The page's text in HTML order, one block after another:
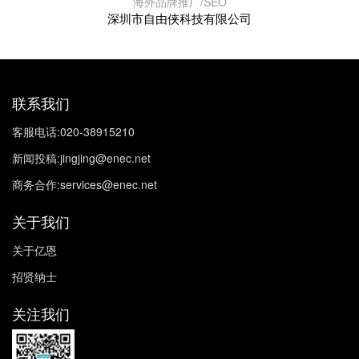
深圳市自由侠科技有限公司
联系我们
客服电话:020-38915210
新闻投稿:jingjing@enec.net
商务合作:services@enec.net
关于我们
关于亿恩
招贤纳士
关注我们